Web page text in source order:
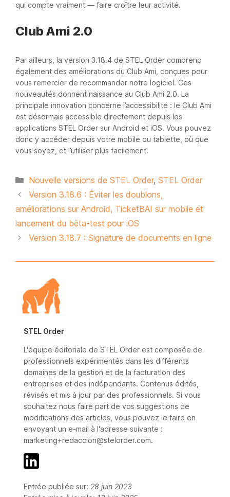
qui compte vraiment — faire croître leur activité.
Club Ami 2.0
Par ailleurs, la version 3.18.4 de STEL Order comprend
également des améliorations du Club Ami, conçues pour
vous remercier de recommander notre logiciel. Ces
nouveautés donnent naissance au Club Ami 2.0. La
principale innovation concerne l’accessibilité : le Club Ami
est désormais accessible directement depuis les
applications STEL Order sur Android et iOS. Vous pouvez
donc y accéder depuis votre mobile ou tablette, où que
vous soyez, et l’utiliser plus facilement.
Catégories
Nouvelle versions de STEL Order, STEL Order
Version 3.18.6 : Éviter les doublons,
améliorations sur Android, TicketBAI sur mobile et
lancement du bêta-test pour iOS
Version 3.18.7 : Signature de documents en ligne
STEL Order
L'équipe éditoriale de STEL Order est composée de
professionnels expérimentés dans les différents
domaines de la gestion et de la facturation des
entreprises et des indépendants. Contenus édités,
révisés et mis à jour par des professionnels. Si vous
souhaitez nous faire part de vos suggestions de
modifications des articles, vous pouvez le faire en
envoyant un e-mail à l'adresse suivante :
marketing+redaccion@stelorder.com.
Entrée publiée sur: 28 juin 2023